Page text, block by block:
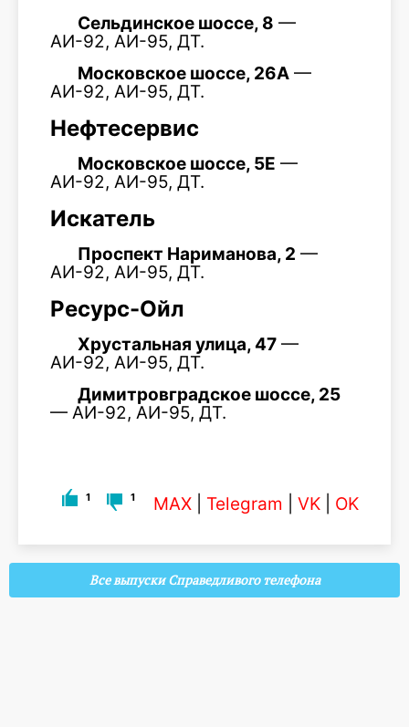
Сельдинское шоссе, 8 —
АИ-92, АИ-95, ДТ.
Московское шоссе, 26А —
АИ-92, АИ-95, ДТ.
Нефтесервис
Московское шоссе, 5Е —
АИ-92, АИ-95, ДТ.
Искатель
Проспект Нариманова, 2 —
АИ-92, АИ-95, ДТ.
Ресурс-Ойл
Хрустальная улица, 47 —
АИ-92, АИ-95, ДТ.
Димитровградское шоссе, 25
— АИ-92, АИ-95, ДТ.
1 1 MAX Telegram VK OK
Все выпуски Справедливого телефона